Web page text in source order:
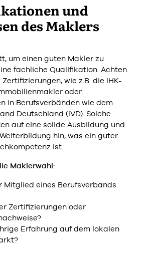
und
des Maklers
um einen guten Makler zu
fachliche Qualifikation. Achten
wie z.B. die IHK-
oder
in Berufsverbänden wie dem
Deutschland (IVD). Solche
auf eine solide Ausbildung und
hin, was ein guter
ist.
Maklerwahl:
Mitglied eines Berufsverbands
Zertifizierungen oder
Erfahrung auf dem lokalen